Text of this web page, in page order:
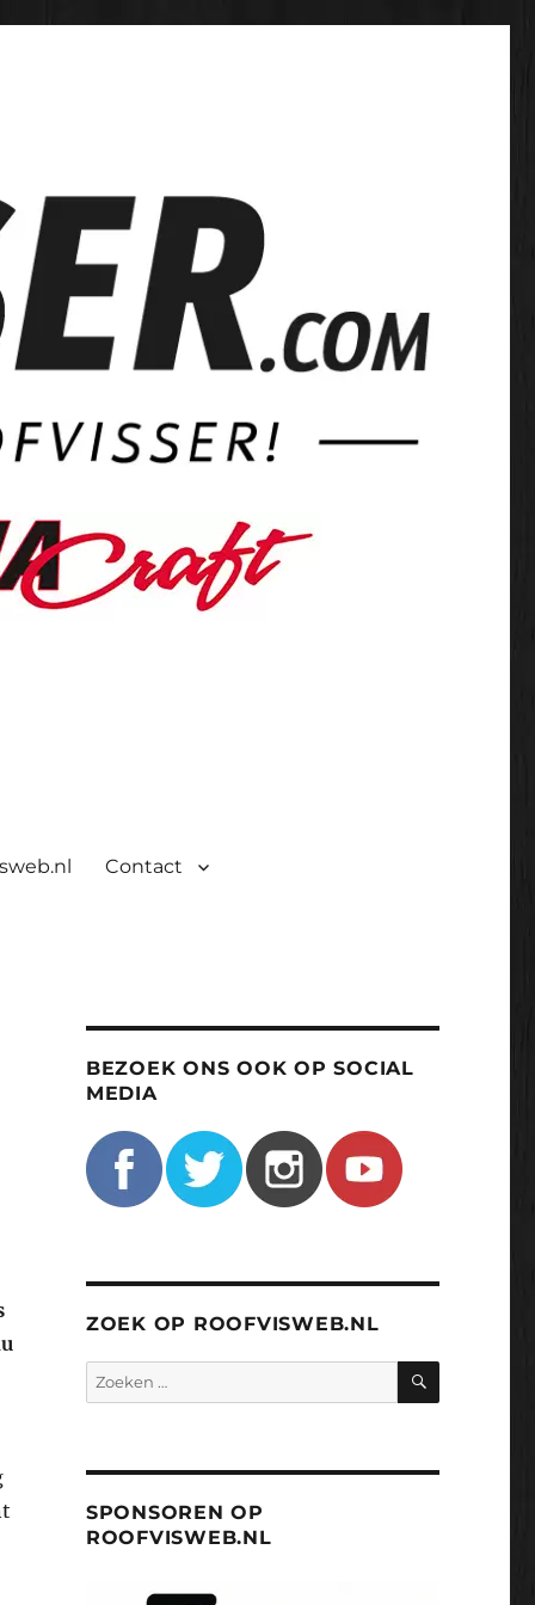
Contact
BEZOEK ONS OOK OP SOCIAL
MEDIA
ZOEK OP ROOFVISWEB.NL
Zoeken
naar:
ZOEKEN
SPONSOREN OP
ROOFVISWEB.NL